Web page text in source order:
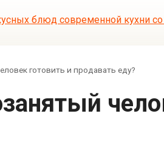
готовить и продавать еду?